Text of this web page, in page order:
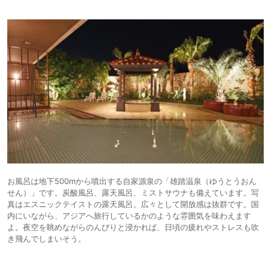
お風呂は地下500mから噴出する自家源泉の「雄踏温泉（ゆうとうおん
せん）」です。炭酸風呂、露天風呂、ミストサウナも備えています。写
真はエスニックテイストの露天風呂。広々として開放感は抜群です。国
内にいながら、アジアへ旅行しているかのような雰囲気を味わえます
よ。夜空を眺めながらのんびりと浸かれば、日頃の疲れやストレスも吹
き飛んでしまいそう。